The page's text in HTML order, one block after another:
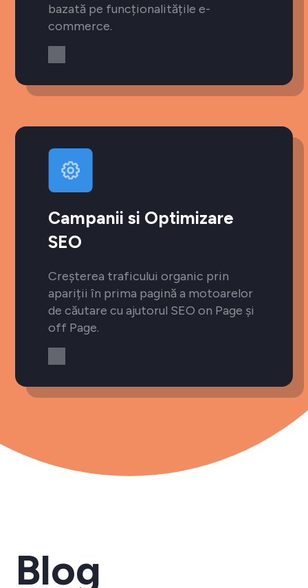
bazată pe funcționalitățile e-
commerce.
Campanii si Optimizare
SEO
Creșterea traficului organic prin
apariții în prima pagină a motoarelor
de căutare cu ajutorul SEO on Page și
off Page.
Blog